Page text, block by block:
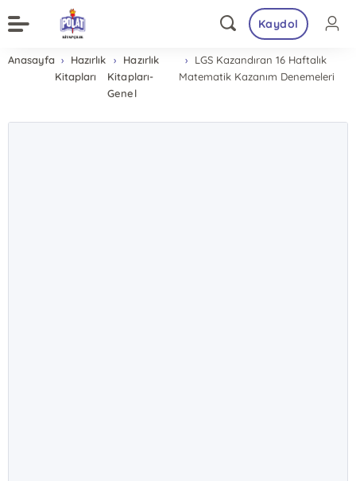
Kaydol
Anasayfa
Hazırlık
Kitapları
Hazırlık
Kitapları-
Genel
LGS Kazandıran 16 Haftalık
Matematik Kazanım Denemeleri